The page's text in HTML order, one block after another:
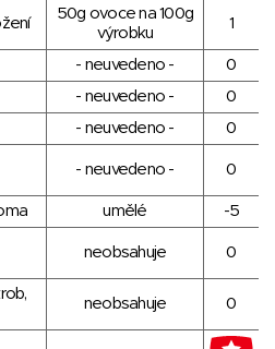
50g ovoce na 100g
výrobku
1
- neuvedeno -
0
- neuvedeno -
0
- neuvedeno -
0
- neuvedeno - 0
umělé
-5
neobsahuje 0
neobsahuje 0